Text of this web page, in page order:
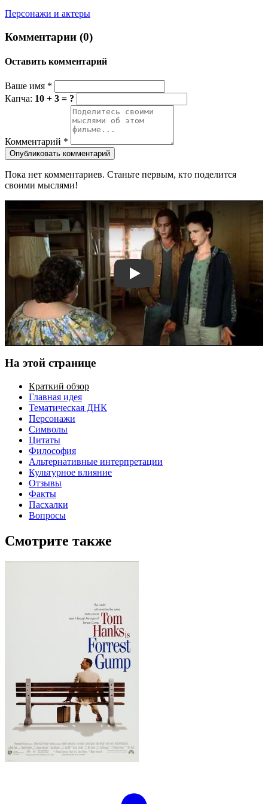
Персонажи и актеры
Комментарии (0)
Оставить комментарий
Ваше имя *
Капча: 10 + 3 = ?
Комментарий *
Опубликовать комментарий
Пока нет комментариев. Станьте первым, кто поделится
своими мыслями!
Смотреть трейлер
На этой странице
Краткий обзор
Главная идея
Тематическая ДНК
Персонажи
Символы
Цитаты
Философия
Альтернативные интерпретации
Культурное влияние
Отзывы
Факты
Пасхалки
Вопросы
Смотрите также